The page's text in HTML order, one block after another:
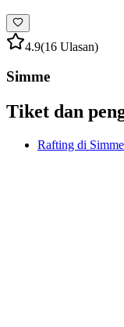
4.9(16 Ulasan)
Simme
Tiket dan
Rafting di